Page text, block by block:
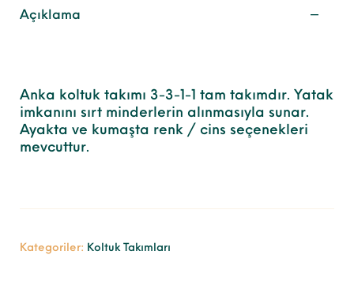
Açıklama
Anka koltuk takımı 3-3-1-1 tam takımdır. Yatak
imkanını sırt minderlerin alınmasıyla sunar.
Ayakta ve kumaşta renk / cins seçenekleri
mevcuttur.
Kategoriler: Koltuk Takımları